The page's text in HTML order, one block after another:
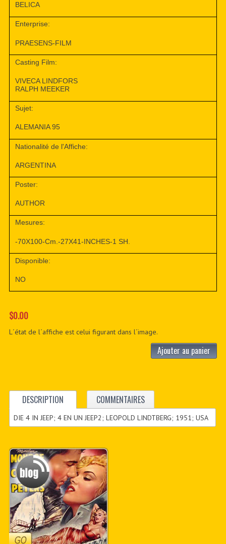
BELICA
Enterprise:
PRAESENS-FILM
Casting Film:
VIVECA LINDFORS
RALPH MEEKER
Sujet:
ALEMANIA 95
Nationalité de l'Affiche:
ARGENTINA
Poster:
AUTHOR
Mesures:
-70X100-Cm.-27X41-INCHES-1 SH.
Disponible:
NO
$0.00
L´état de l´affiche est celui figurant dans l´image.
Ajouter au panier
DESCRIPTION COMMENTAIRES
DIE 4 IN JEEP; 4 EN UN JEEP2; LEOPOLD LINDTBERG; 1951; USA